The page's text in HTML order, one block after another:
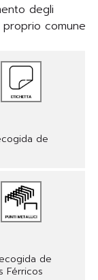
degli
comune
de
de
Férricos